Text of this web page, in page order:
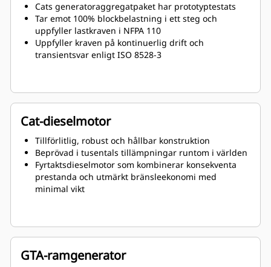
Cats generatoraggregatpaket har prototyptestats
Tar emot 100% blockbelastning i ett steg och
uppfyller lastkraven i NFPA 110
Uppfyller kraven på kontinuerlig drift och
transientsvar enligt ISO 8528-3
Cat-dieselmotor
Tillförlitlig, robust och hållbar konstruktion
Beprövad i tusentals tillämpningar runtom i världen
Fyrtaktsdieselmotor som kombinerar konsekventa
prestanda och utmärkt bränsleekonomi med
minimal vikt
GTA-ramgenerator